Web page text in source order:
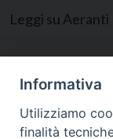
Leggi su Aeranti
Informativa
Utilizziamo
finalità